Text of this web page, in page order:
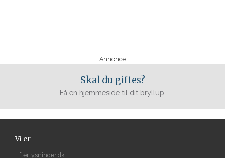
Annonce
Skal du giftes?
Få en hjemmeside til dit bryllup.
Vi er
Efterlysninger.dk